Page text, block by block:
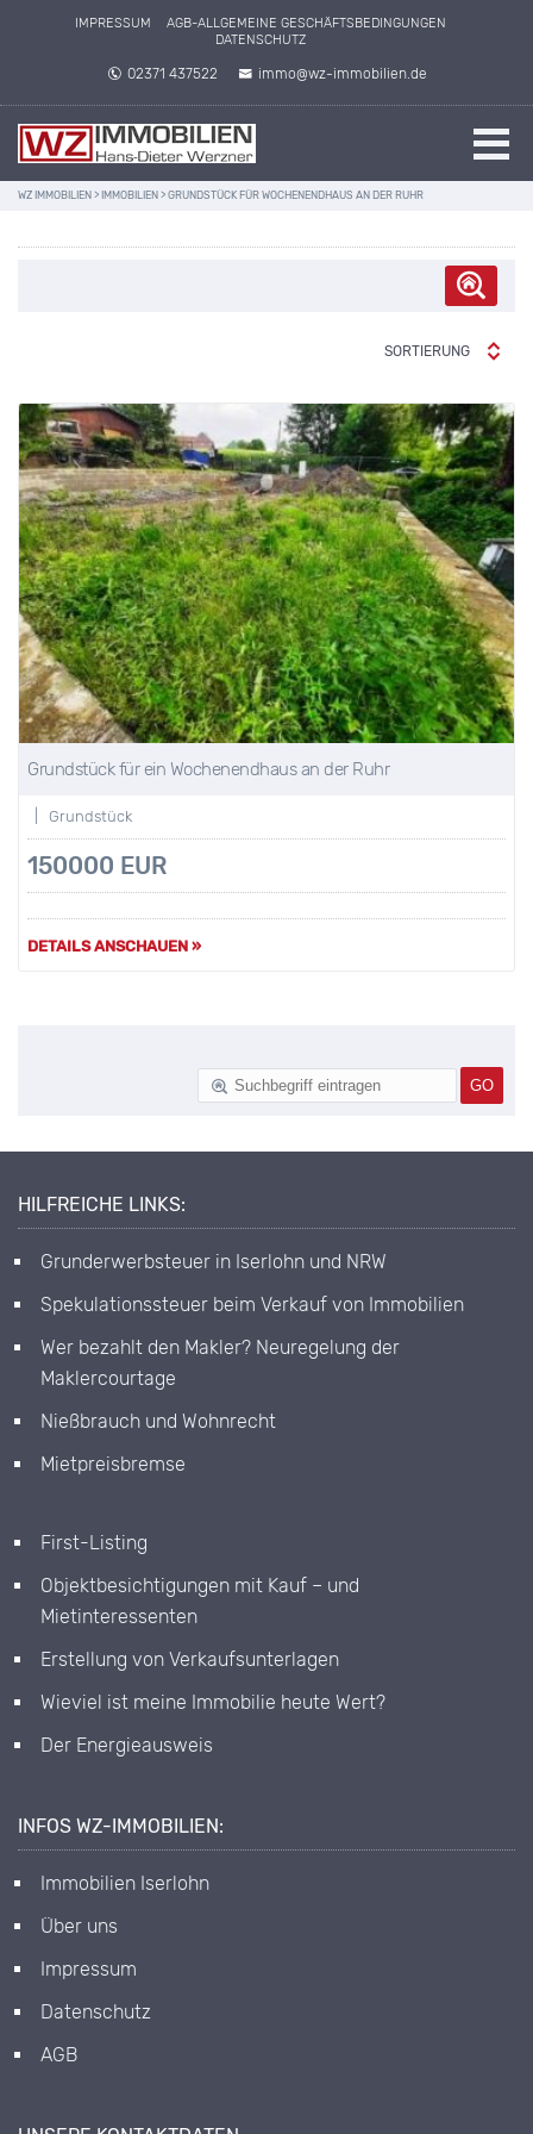
IMPRESSUM
AGB-ALLGEMEINE GESCHÄFTSBEDINGUNGEN
DATENSCHUTZ
02371 437522 immo@wz-immobilien.de
WZ IMMOBILIEN > IMMOBILIEN > GRUNDSTÜCK FÜR WOCHENENDHAUS AN DER RUHR
SORTIERUNG
Grundstück für ein Wochenendhaus an der Ruhr
| Grundstück
150000 EUR
DETAILS ANSCHAUEN »
HILFREICHE LINKS:
Grunderwerbsteuer in Iserlohn und NRW
Spekulationssteuer beim Verkauf von Immobilien
Wer bezahlt den Makler? Neuregelung der
Maklercourtage
Nießbrauch und Wohnrecht
Mietpreisbremse
First-Listing
Objektbesichtigungen mit Kauf – und
Mietinteressenten
Erstellung von Verkaufsunterlagen
Wieviel ist meine Immobilie heute Wert?
Der Energieausweis
INFOS WZ-IMMOBILIEN:
Immobilien Iserlohn
Über uns
Impressum
Datenschutz
AGB